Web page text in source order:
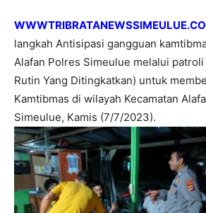
langkah Antisipasi gangguan
Alafan Polres Simeulue melalui patroli
Rutin Yang Ditingkatkan) untuk
Kamtibmas di wilayah Kecamatan
Simeulue, Kamis (7/7/2023).